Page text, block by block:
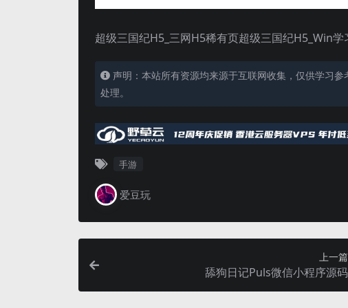
超级三国纪H5_三网H5稀有页超级三国纪H5_Win
声明：本站所有资源均来源于互联网收集，仅供学习
处理。
手游
爱豆玩
上一篇
舔狗日记Puls微信小程序源码